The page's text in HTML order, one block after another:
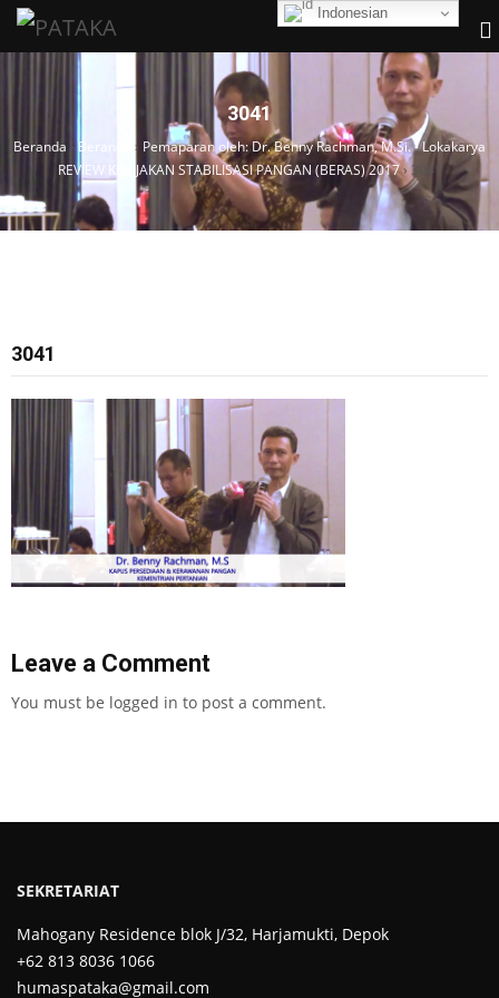
3041
Beranda ›Beranda › Pemaparan oleh: Dr. Benny Rachman, M.Si. - Lokakarya
REVIEW KEBIJAKAN STABILISASI PANGAN (BERAS) 2017›3041
3041
Leave a Comment
You must be logged in to post a comment.
SEKRETARIAT
Mahogany Residence blok J/32, Harjamukti, Depok
+62 813 8036 1066
humaspataka@gmail.com
Indonesian